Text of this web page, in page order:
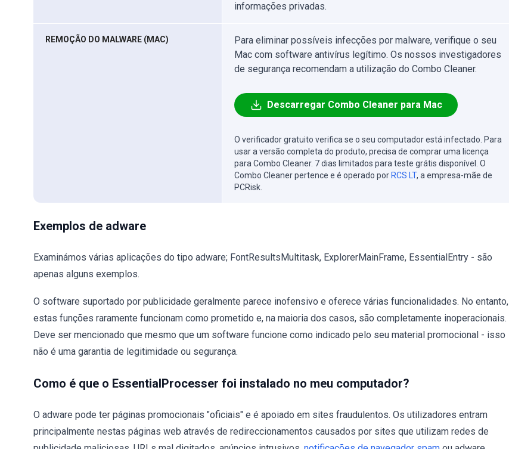
informações privadas.
REMOÇÃO DO MALWARE (MAC)
Para eliminar possíveis infecções por malware, verifique o seu
Mac com software antivírus legítimo. Os nossos investigadores
de segurança recomendam a utilização do Combo Cleaner.
Descarregar Combo Cleaner para Mac
O verificador gratuito verifica se o seu computador está infectado. Para
usar a versão completa do produto, precisa de comprar uma licença
para Combo Cleaner. 7 dias limitados para teste grátis disponível. O
Combo Cleaner pertence e é operado por RCS LT, a empresa-mãe de
PCRisk.
Exemplos de adware
Examinámos várias aplicações do tipo adware; FontResultsMultitask, ExplorerMainFrame, EssentialEntry - são
apenas alguns exemplos.
O software suportado por publicidade geralmente parece inofensivo e oferece várias funcionalidades. No entanto,
estas funções raramente funcionam como prometido e, na maioria dos casos, são completamente inoperacionais.
Deve ser mencionado que mesmo que um software funcione como indicado pelo seu material promocional - isso
não é uma garantia de legitimidade ou segurança.
Como é que o EssentialProcesser foi instalado no meu computador?
O adware pode ter páginas promocionais "oficiais" e é apoiado em sites fraudulentos. Os utilizadores entram
principalmente nestas páginas web através de redireccionamentos causados por sites que utilizam redes de